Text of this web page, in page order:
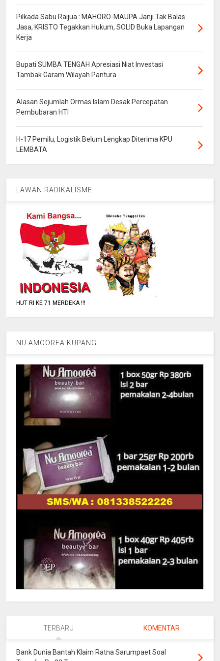
Selain itu, survei Charta Politika Indonesia periode 22
Desember 2018 hingga 2 Januari 2019 menyebut bahwa
elektabilitas Jokowi-Ma'ruf meraih suara 53,2 persen,
sementara Prabowo-Sandiaga memperoleh 34,1 persen.
Sementara, yang belum memutuskan atau tidak menjawab
mencapai 12,7 persen.
Pilkada Sabu Raijua : MAHORO-MAUPA Janji Tak Balas
Jasa, KRISTO Tegakkan Hukum, SOLID Buka Lapangan
Kerja
Bupati SUMBA TENGAH Apresiasi Niat Investasi
Tambak Garam Wilayah Pantura
Alasan Sejumlah Ormas Islam Desak Percepatan
Pembubaran HTI
H-17 Pemilu, Logistik Belum Lengkap Diterima KPU
LEMBATA
LAWAN RADIKALISME
HUT RI KE 71 MERDEKA !!!
NU AMOOREA KUPANG
TERBARU KOMENTAR
Bank Dunia Bantah Klaim Ratna Sarumpaet Soal